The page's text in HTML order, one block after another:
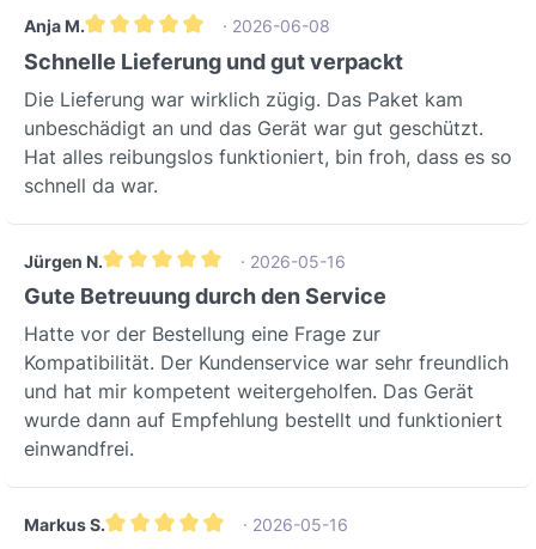
ist ideal für alle Umgebungen, in denen
eine hohe Luftqualität entscheidend ist.
Pollen und Schimmelsporen, reduziert
die Belastung durch Feinstaub und
Verbrennungspartikel (Smog) und
minimiert das Risiko von
Atemwegserkrankungen. Ob in
Wohnräumen, Büros oder öffentlichen
Gebäuden – das Filterset sorgt für eine
spürbar reinere und gesündere
Atemluft.Es ist besonders geeignet für
Allergiker, Asthmatiker und alle, die in
städtischen oder stark belasteten
Gebieten leben und die Luftqualität in
ihren Innenräumen maßgeblich
verbessern möchten.Hersteller &
QualitätUnsere Filter werden in der EU
SynthetikFeuchtigkeitsbeständig bis
LuftfeuchtigkeitEinsatzbereiche &
AnwendungsszenarienIdeal für
städtische Wohngebiete und
Stadtzentren, wo Feinstaub- und
Abgasbelastung hoch ist.Perfekt für
befahrenen Straßen oder
Industriegebieten, um die Luft von
schädlichen Partikeln zu
reinigen.Empfohlen für Regionen mit
Festbrennstoffheizung, um die
Belastung durch Rauch- und
Rußpartikel zu minimieren und eine
gesunde Raumluft zu
CleanFilter nach höchsten
Anja M.
Durchschnittliche Bewertung von 5 von 5 Sternen
· 2026-06-08
Schnelle Lieferung und gut verpackt
Die Lieferung war wirklich zügig. Das Paket kam
unbeschädigt an und das Gerät war gut geschützt.
Hat alles reibungslos funktioniert, bin froh, dass es so
schnell da war.
Jürgen N.
Durchschnittliche Bewertung von 5 von 5 Sternen
· 2026-05-16
Gute Betreuung durch den Service
Hatte vor der Bestellung eine Frage zur
Kompatibilität. Der Kundenservice war sehr freundlich
und hat mir kompetent weitergeholfen. Das Gerät
wurde dann auf Empfehlung bestellt und funktioniert
einwandfrei.
Markus S.
· 2026-05-16